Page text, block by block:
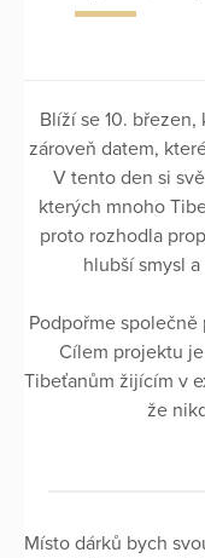
Blíží se 10.
zároveň datem,
V tento den si
kterých mnoho
proto rozhodla
hlubší smysl
Podpořme společně
Cílem projektu
Tibeťanům žijícím v
že
Místo dárků bych